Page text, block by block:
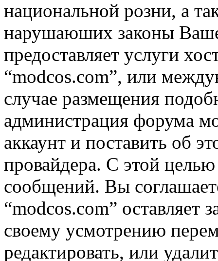
национальной розни, а
нарушаюших законы
предоставляет услуги
“modcos.com”, или
случае размещения
администрация форума
аккаунт и поставить об
провайдера. С этой
сообщений. Вы
“modcos.com” оставляет
своему усмотрению
редактировать, или